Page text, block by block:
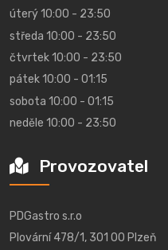
úterý 10:00 - 23:50
středa 10:00 - 23:50
čtvrtek 10:00 - 23:50
pátek 10:00 - 01:15
sobota 10:00 - 01:15
neděle 10:00 - 23:50
Provozovatel
PDGastro s.r.o
Plovární 478/1, 301 00 Plzeň